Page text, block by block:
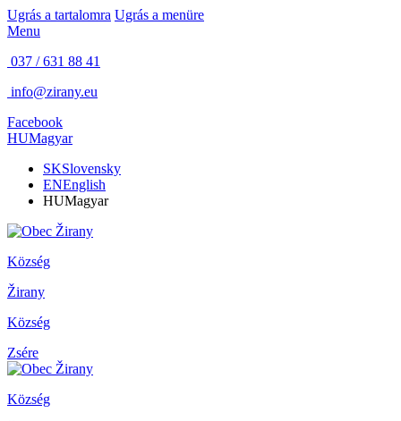
Ugrás a tartalomra Ugrás a menüre
Menu
037 / 631 88 41
info@zirany.eu
Facebook
HUMagyar
SKSlovensky
ENEnglish
HUMagyar
Község
Žirany
Község
Zsére
Község